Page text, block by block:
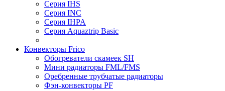
Серия IHS
Серия INC
Серия IHPA
Серия Aquaztrip Basic
Конвекторы Frico
Обогреватели скамеек SH
Мини радиаторы FML/FMS
Оребренные трубчатые радиаторы
Фэн-конвекторы PF